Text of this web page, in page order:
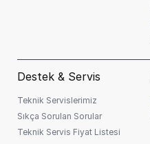
Destek & Servis
Teknik Servislerimiz
Sıkça Sorulan Sorular
Teknik Servis Fiyat Listesi